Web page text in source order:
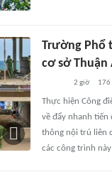
Trường Phổ
cơ sở Thuận
2 giờ 176
Thực hiện Công
về đẩy nhanh
thông nội trú liên
các công trình